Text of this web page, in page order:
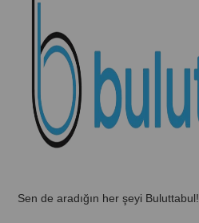
Sen de aradığın her şeyi Buluttabul!